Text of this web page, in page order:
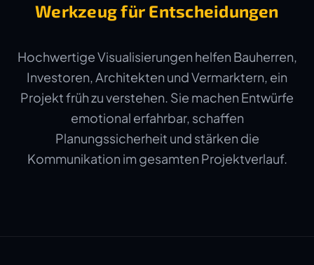
Werkzeug für Entscheidungen
Hochwertige Visualisierungen helfen Bauherren,
Investoren, Architekten und Vermarktern, ein
Projekt früh zu verstehen. Sie machen Entwürfe
emotional erfahrbar, schaffen
Planungssicherheit und stärken die
Kommunikation im gesamten Projektverlauf.